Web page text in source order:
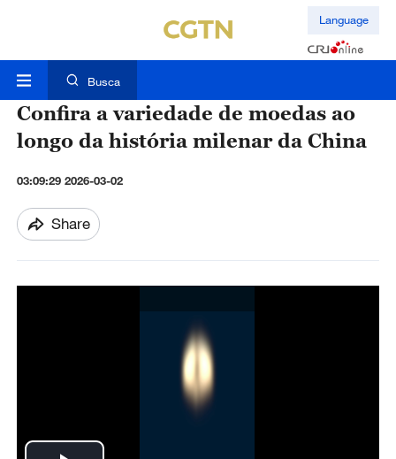
Language
Busca
Confira a variedade de moedas ao
longo da história milenar da China
03:09:29 2026-03-02
Share